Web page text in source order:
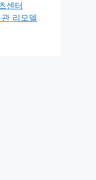
센터
리모델